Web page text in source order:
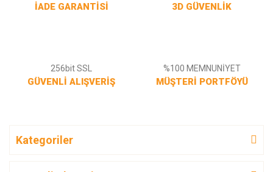
İADE GARANTİSİ 3D GÜVENLİK
256bit SSL
GÜVENLİ ALIŞVERİŞ
%100 MEMNUNİYET
MÜŞTERİ PORTFÖYÜ
Kategoriler